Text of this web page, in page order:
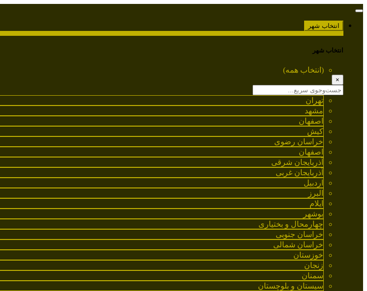
انتخاب شهر
انتخاب شهر
(انتخاب همه)
×
تهران
مشهد
اصفهان
کیش
خراسان رضوی
اصفهان
آذربایجان شرقی
آذربایجان غربی
اردبیل
البرز
ایلام
بوشهر
چهارمحال و بختیاری
خراسان جنوبی
خراسان شمالی
خوزستان
زنجان
سمنان
سیستان و بلوچستان